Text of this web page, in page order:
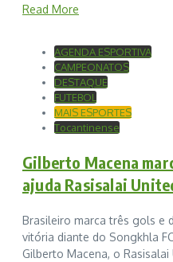
Read More
AGENDA ESPORTIVA
CAMPEONATOS
DESTAQUE
FUTEBOL
MAIS ESPORTES
Tocantinense
Gilberto Macena
ajuda Rasisalai
Brasileiro marca três gols e
vitória diante do Songkhla
Gilberto Macena, o